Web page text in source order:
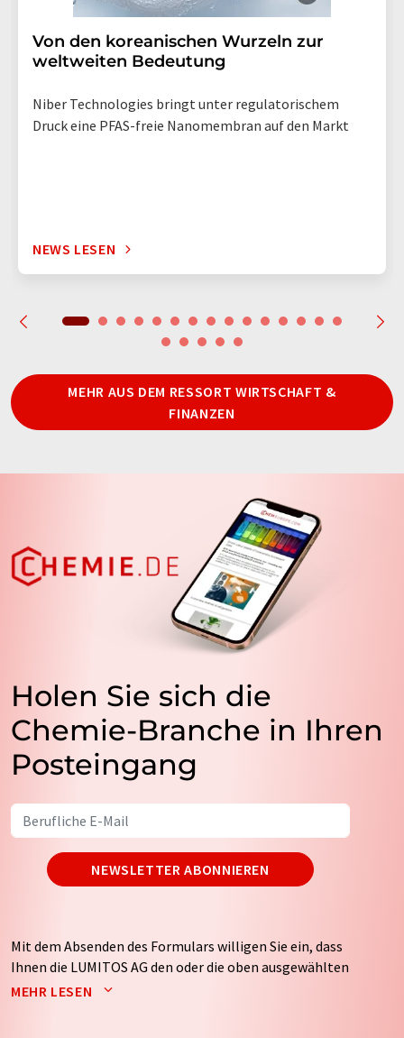
Von den koreanischen Wurzeln zur
weltweiten Bedeutung
Niber Technologies bringt unter regulatorischem
Druck eine PFAS-freie Nanomembran auf den Markt
NEWS LESEN
MEHR AUS DEM RESSORT WIRTSCHAFT &
FINANZEN
Holen Sie sich die
Chemie-Branche in Ihren
Posteingang
NEWSLETTER ABONNIEREN
Mit dem Absenden des Formulars willigen Sie ein, dass
Ihnen die LUMITOS AG den oder die oben ausgewählten
Newsletter per E-Mail zusendet. Ihre Daten werden
MEHR LESEN